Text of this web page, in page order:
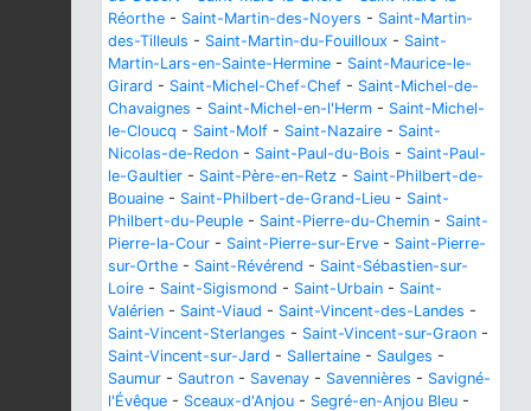
Réorthe - Saint-Martin-des-Noyers - Saint-Martin-
des-Tilleuls - Saint-Martin-du-Fouilloux - Saint-
Martin-Lars-en-Sainte-Hermine - Saint-Maurice-le-
Girard - Saint-Michel-Chef-Chef - Saint-Michel-de-
Chavaignes - Saint-Michel-en-l'Herm - Saint-Michel-
le-Cloucq - Saint-Molf - Saint-Nazaire - Saint-
Nicolas-de-Redon - Saint-Paul-du-Bois - Saint-Paul-
le-Gaultier - Saint-Père-en-Retz - Saint-Philbert-de-
Bouaine - Saint-Philbert-de-Grand-Lieu - Saint-
Philbert-du-Peuple - Saint-Pierre-du-Chemin - Saint-
Pierre-la-Cour - Saint-Pierre-sur-Erve - Saint-Pierre-
sur-Orthe - Saint-Révérend - Saint-Sébastien-sur-
Loire - Saint-Sigismond - Saint-Urbain - Saint-
Valérien - Saint-Viaud - Saint-Vincent-des-Landes -
Saint-Vincent-Sterlanges - Saint-Vincent-sur-Graon -
Saint-Vincent-sur-Jard - Sallertaine - Saulges -
Saumur - Sautron - Savenay - Savennières - Savigné-
l'Évêque - Sceaux-d'Anjou - Segré-en-Anjou Bleu -